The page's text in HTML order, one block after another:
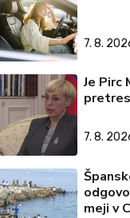
7. 8.
Je Pirc
7. 8.
meji v